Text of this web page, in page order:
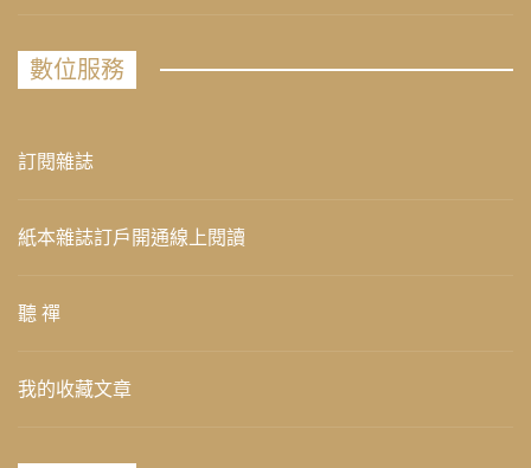
數位服務
訂閱雜誌
紙本雜誌訂戶開通線上閱讀
聽 禪
我的收藏文章